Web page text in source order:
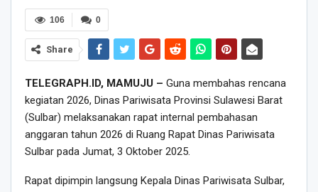
0
106
Share
TELEGRAPH.ID, MAMUJU – Guna membahas rencana
kegiatan 2026, Dinas Pariwisata Provinsi Sulawesi Barat
(Sulbar) melaksanakan rapat internal pembahasan
anggaran tahun 2026 di Ruang Rapat Dinas Pariwisata
Sulbar pada Jumat, 3 Oktober 2025.
Rapat dipimpin langsung Kepala Dinas Pariwisata Sulbar,